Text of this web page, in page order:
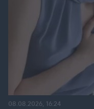
08.08.2026, 16:24